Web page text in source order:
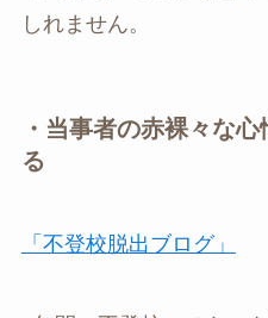
しれません。
・当事者の赤裸々な
る
「不登校脱出ブログ」